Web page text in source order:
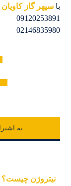
باسپهر گاز کاویان
09120253891
02146835980